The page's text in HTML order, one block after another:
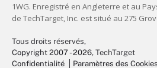
Tous droits réservés,
Copyright 2007 - 2026, TechTarget
Confidentialité
Paramètres des Cookies